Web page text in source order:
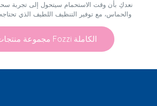
نعدكِ بأن وقت الاستحمام سيتحول إلى تجربة
والحماس، مع توفير التنظيف اللطيف الذي
مجموعة منتجات Fozzi الكاملة